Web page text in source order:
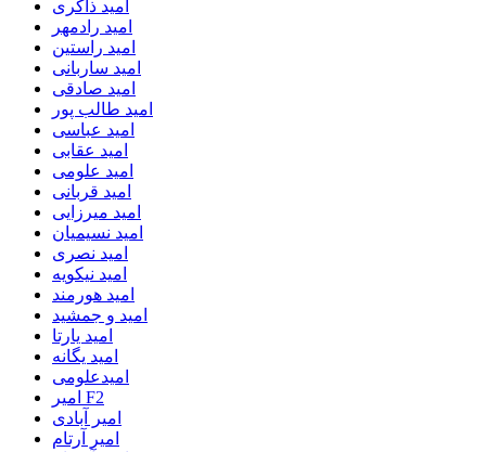
امید ذاکری
امید رادمهر
امید راستین
امید ساربانی
امید صادقی
امید طالب پور
امید عباسی
امید عقابی
امید علومی
امید قربانی
امید میرزایی
امید نسیمیان
امید نصری
امید نیکویه
امید هورمند
امید و جمشید
امید یارتا
امید یگانه
امیدعلومی
امیر F2
امیر آبادی
امیر آرتام